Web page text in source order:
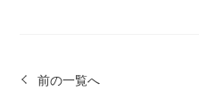
前の一覧へ